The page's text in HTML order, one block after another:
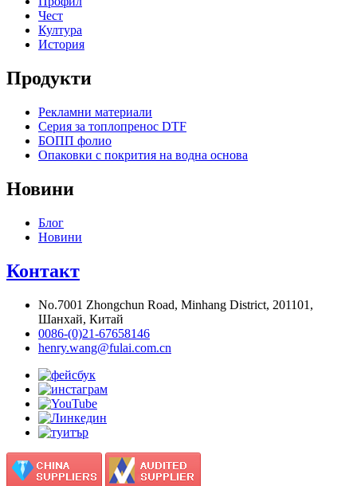
Чест
Култура
История
Продукти
Рекламни материали
Серия за топлопренос DTF
БОПП фолио
Опаковки с покрития на водна основа
Новини
Блог
Новини
Контакт
No.7001 Zhongchun Road, Minhang District, 201101,
Шанхай, Китай
0086-(0)21-67658146
henry.wang@fulai.com.cn